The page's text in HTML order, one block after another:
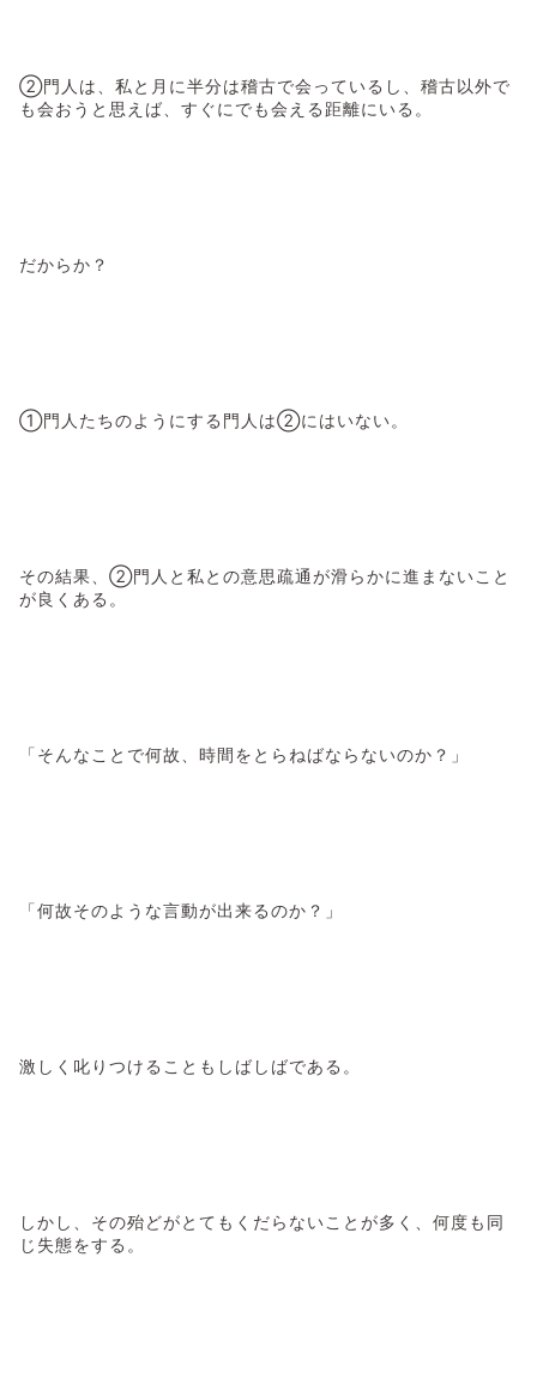
②門人は、私と月に半分は稽古で会っているし、稽古以外で
も会おうと思えば、すぐにでも会える距離にいる。
だからか？
①門人たちのようにする門人は②にはいない。
その結果、②門人と私との意思疏通が滑らかに進まないこと
が良くある。
「そんなことで何故、時間をとらねばならないのか？」
「何故そのような言動が出来るのか？」
激しく叱りつけることもしばしばである。
しかし、その殆どがとてもくだらないことが多く、何度も同
じ失態をする。